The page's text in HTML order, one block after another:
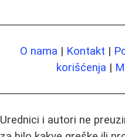
O nama | Kontakt |
korišćenja |
Urednici i autori ne